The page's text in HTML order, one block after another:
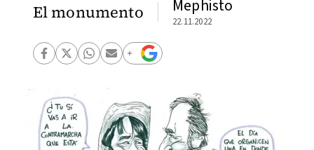
El monumento Mephisto
22.11.2022